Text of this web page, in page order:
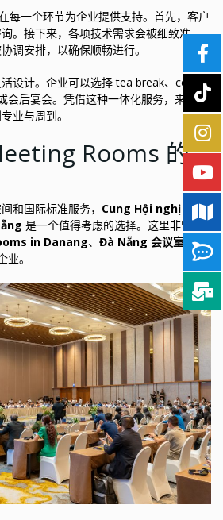
每一个环节为企业提供支持。首先，客户
。接下来，各项技术需求会被细致准
调安排，以确保顺畅进行。
设计。企业可以选择 tea break、coffee
会后宴会。凭借这种一体化服务，来宾能
业与周到。
Rooms 的
和国际标准服务， Cung Hội nghị
是一个值得考虑的选择。这里非常适
in Danang、 Đà Nẵng 会议室租赁
业。